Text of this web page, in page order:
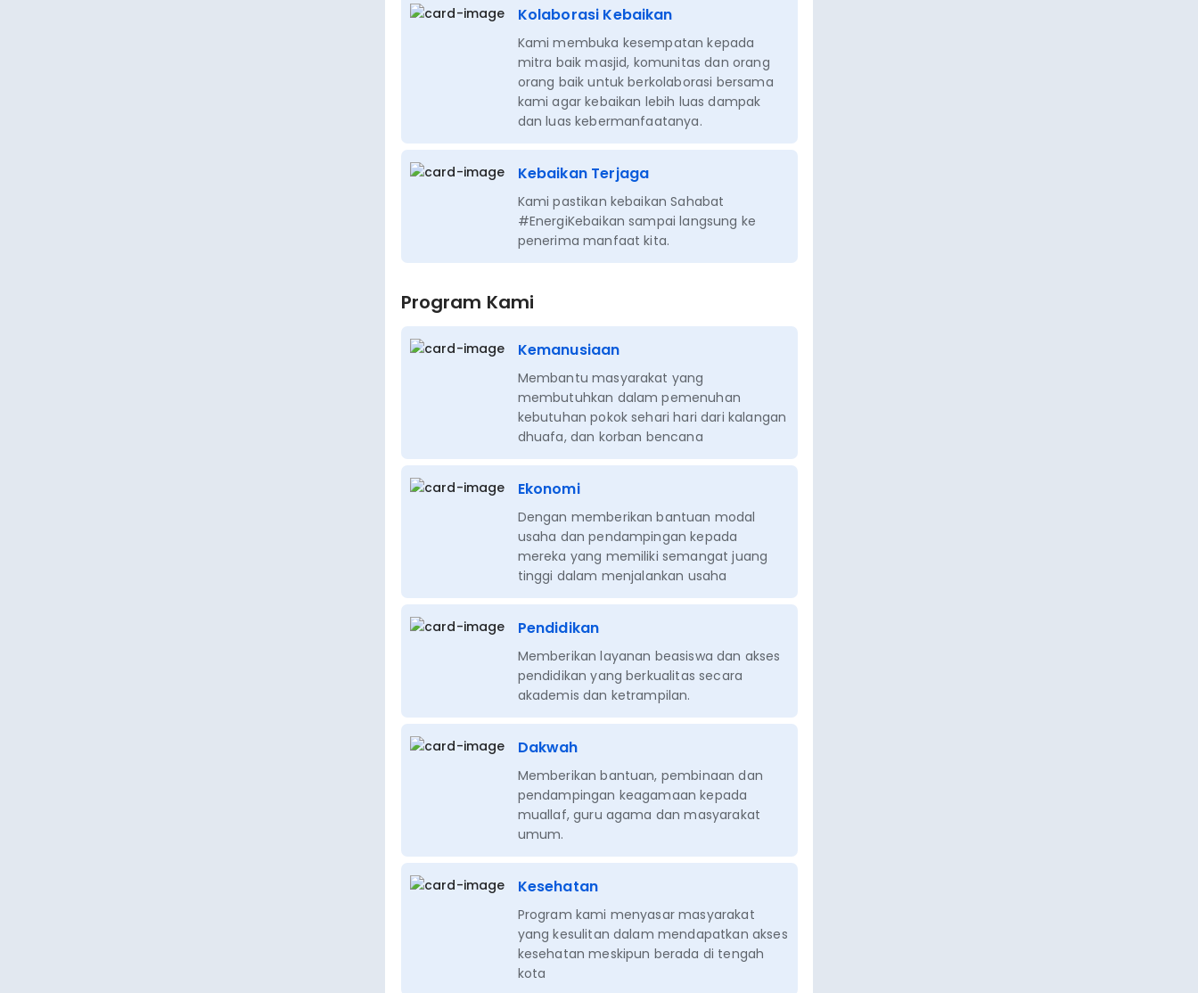
Kolaborasi Kebaikan
Kami membuka kesempatan kepada
mitra baik masjid, komunitas dan orang
orang baik untuk berkolaborasi bersama
kami agar kebaikan lebih luas dampak
dan luas kebermanfaatanya.
Kebaikan Terjaga
Kami pastikan kebaikan Sahabat
#EnergiKebaikan sampai langsung ke
penerima manfaat kita.
Program Kami
Kemanusiaan
Membantu masyarakat yang
membutuhkan dalam pemenuhan
kebutuhan pokok sehari hari dari kalangan
dhuafa, dan korban bencana
Ekonomi
Dengan memberikan bantuan modal
usaha dan pendampingan kepada
mereka yang memiliki semangat juang
tinggi dalam menjalankan usaha
Pendidikan
Memberikan layanan beasiswa dan akses
pendidikan yang berkualitas secara
akademis dan ketrampilan.
Dakwah
Memberikan bantuan, pembinaan dan
pendampingan keagamaan kepada
muallaf, guru agama dan masyarakat
umum.
Kesehatan
Program kami menyasar masyarakat
yang kesulitan dalam mendapatkan akses
kesehatan meskipun berada di tengah
kota